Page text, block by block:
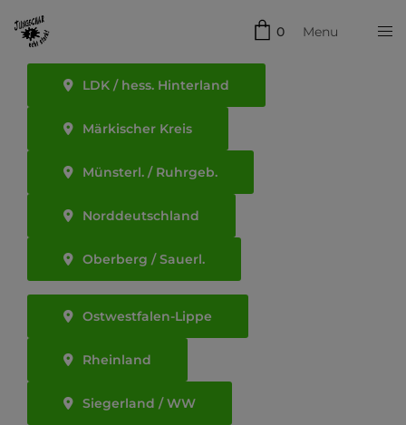
0 Menu
LDK / hess. Hinterland
Märkischer Kreis
Münsterl. / Ruhrgeb.
Norddeutschland
Oberberg / Sauerl.
Ostwestfalen-Lippe
Rheinland
Siegerland / WW